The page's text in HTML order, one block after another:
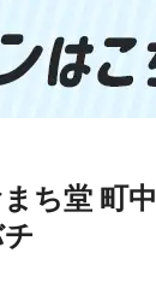
ち堂 町